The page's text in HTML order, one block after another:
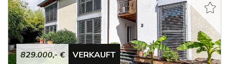
829.000,- € VERKAUFT